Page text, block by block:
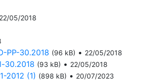
22/05/2018
PP-30.2018 (96 kB) • 22/05/2018
30.2018 (93 kB) • 22/05/2018
2012 (1) (898 kB) • 20/07/2023